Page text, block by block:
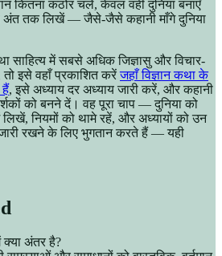
कितना कठोर चले, केवल वही दुनिया बनाएँ
अंत तक लिखें — जैसे-जैसे कहानी माँगे दुनिया
साहित्य में सबसे अधिक जिज्ञासु और विचार-
इसे वहाँ प्रकाशित करेंजहाँ विज्ञान कथा के
हैं, इसे अध्याय दर अध्याय जारी करें, और कहानी
को बनने दें। वह पूरा चाप — दुनिया को
नियमों को थामे रहें, और अध्यायों को उन
रखने के लिए भुगतान करते हैं — यही
क्या अंतर है?